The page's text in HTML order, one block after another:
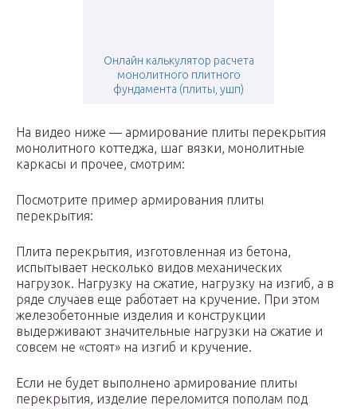
Онлайн калькулятор расчета
монолитного плитного
фундамента (плиты, ушп)
На видео ниже — армирование плиты перекрытия
монолитного коттеджа, шаг вязки, монолитные
каркасы и прочее, смотрим:
Посмотрите пример армирования плиты
перекрытия:
Плита перекрытия, изготовленная из бетона,
испытывает несколько видов механических
нагрузок. Нагрузку на сжатие, нагрузку на изгиб, а в
ряде случаев еще работает на кручение. При этом
железобетонные изделия и конструкции
выдерживают значительные нагрузки на сжатие и
совсем не «стоят» на изгиб и кручение.
Если не будет выполнено армирование плиты
перекрытия, изделие переломится пополам под